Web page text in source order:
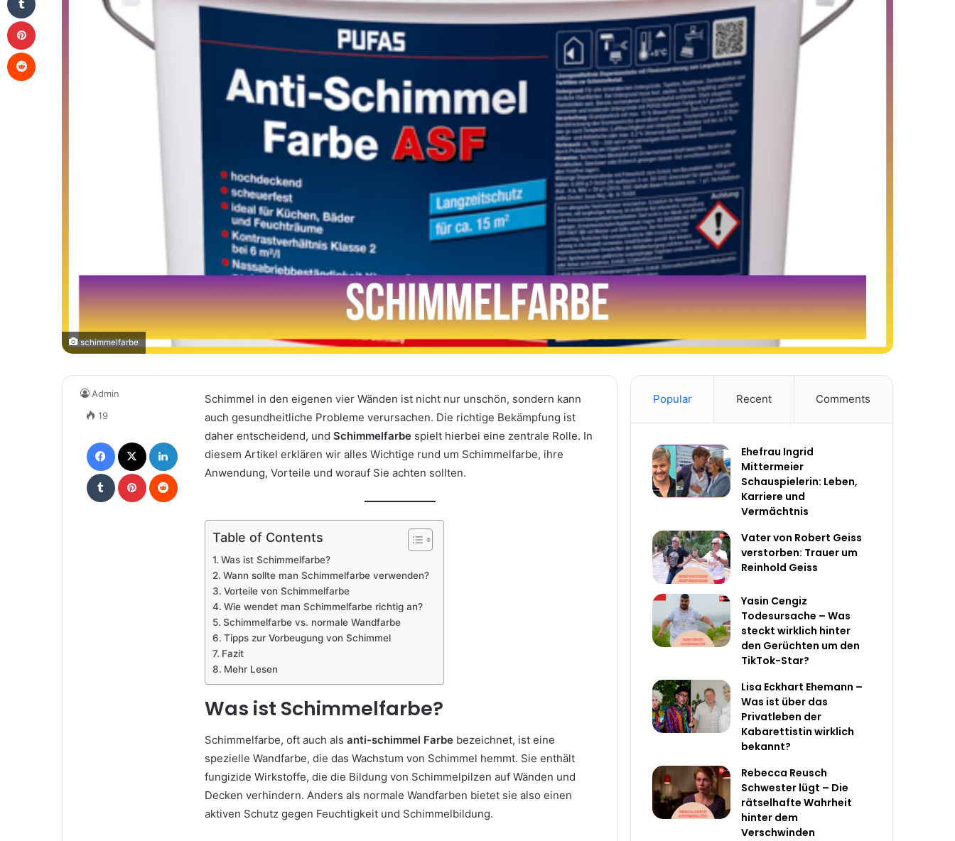
schimmelfarbe
Schimmel in den eigenen vier Wänden ist nicht nur unschön, sondern kann
auch gesundheitliche Probleme verursachen. Die richtige Bekämpfung ist
daher entscheidend, und Schimmelfarbe spielt hierbei eine zentrale Rolle. In
diesem Artikel erklären wir alles Wichtige rund um Schimmelfarbe, ihre
Anwendung, Vorteile und worauf Sie achten sollten.
Table of Contents
Was ist Schimmelfarbe?
Wann sollte man Schimmelfarbe verwenden?
Vorteile von Schimmelfarbe
Wie wendet man Schimmelfarbe richtig an?
Schimmelfarbe vs. normale Wandfarbe
Tipps zur Vorbeugung von Schimmel
Fazit
Mehr Lesen
Was ist Schimmelfarbe?
Schimmelfarbe, oft auch als anti-schimmel Farbe bezeichnet, ist eine
spezielle Wandfarbe, die das Wachstum von Schimmel hemmt. Sie enthält
fungizide Wirkstoffe, die die Bildung von Schimmelpilzen auf Wänden und
Decken verhindern. Anders als normale Wandfarben bietet sie also einen
aktiven Schutz gegen Feuchtigkeit und Schimmelbildung.
Admin
19
Facebook LinkedIn
Tumblr Pinterest
Popular Recent Comments
Ehefrau Ingrid
Mittermeier
Schauspielerin: Leben,
Karriere und
Vermächtnis
Vater von Robert Geiss
verstorben: Trauer um
Reinhold Geiss
Yasin Cengiz
Todesursache – Was
steckt wirklich hinter
den Gerüchten um den
TikTok-Star?
Lisa Eckhart Ehemann –
Was ist über das
Privatleben der
Kabarettistin wirklich
bekannt?
Rebecca Reusch
Schwester lügt – Die
rätselhafte Wahrheit
hinter dem
Verschwinden